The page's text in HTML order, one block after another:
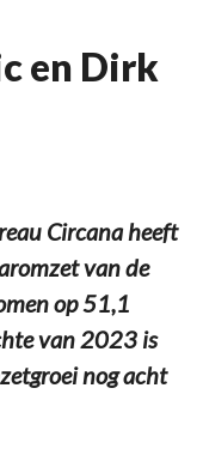
en Dirk
Circana heeft
van de
op 51,1
van 2023 is
nog acht